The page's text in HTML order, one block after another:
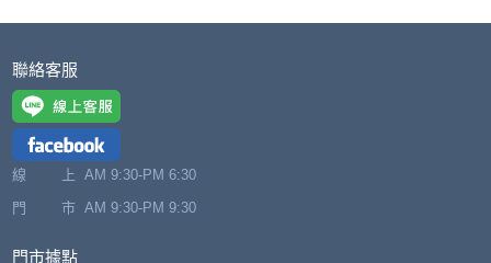
聯絡客服
線 上 AM 9:30-PM 6:30
門 市 AM 9:30-PM 9:30
門市據點